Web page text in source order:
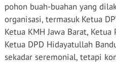
pohon buah-buahan yang
organisasi, termasuk Ketua
Ketua KMH Jawa Barat, Ketua
Ketua DPD Hidayatullah
sekadar seremonial, tetapi